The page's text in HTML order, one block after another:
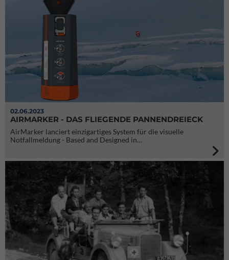
02.06.2023
AIRMARKER - DAS FLIEGENDE PANNENDREIECK
AirMarker lanciert einzigartiges System für die visuelle
Notfallmeldung - Based and Designed in…